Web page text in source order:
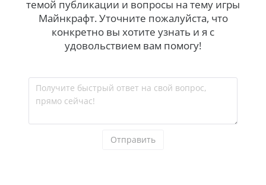
темой публикации и вопросы на тему игры
Майнкрафт. Уточните пожалуйста, что
конкретно вы хотите узнать и я с
удовольствием вам помогу!
Получите быстрый ответ на свой вопрос,
прямо сейчас!
Отправить